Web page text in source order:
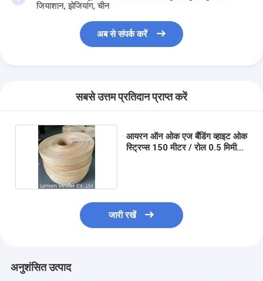
जियाशान, झेजियांग, चीन
अब से संपर्क करें
सबसे उत्तम प्रतिदान प्राप्त करें
आयरन ऑन ओक एज बैंडिंग व्हाइट ओक
स्ट्रिप्स 150 मीटर / रोल 0.5 मिमी
जारी रखें
अनुशंसित उत्पाद